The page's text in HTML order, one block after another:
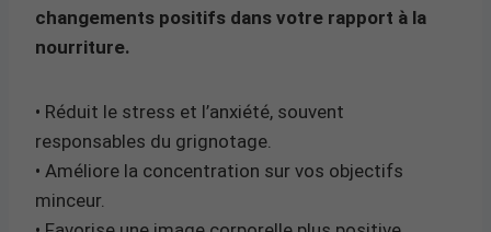
changements positifs dans votre rapport à la
nourriture.
• Réduit le stress et l’anxiété, souvent
responsables du grignotage.
• Améliore la concentration sur vos objectifs
minceur.